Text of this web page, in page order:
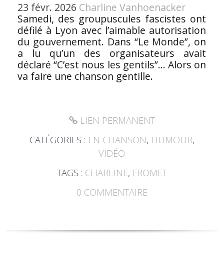
23 févr. 2026 Charline Vanhoenacker
Samedi, des groupuscules fascistes ont
défilé à Lyon avec l’aimable autorisation
du gouvernement. Dans “Le Monde”, on
a lu qu’un des organisateurs avait
déclaré “C’est nous les gentils”... Alors on
va faire une chanson gentille.
LIEN PERMANENT
CATÉGORIES : EN CHANSON, HUMOUR,
VIDÉO
TAGS : CHARLINE, FROMET
0 COMMENTAIRE